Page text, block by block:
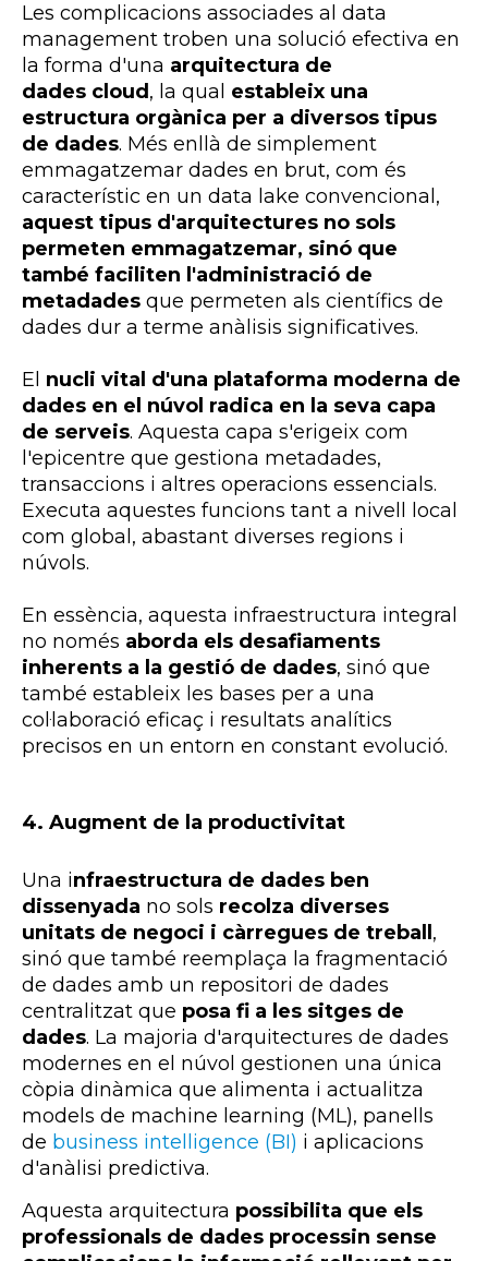
Les complicacions associades al data
management troben una solució efectiva en
la forma d'una arquitectura de
dades cloud , la qual estableix una
estructura orgànica per a diversos tipus
de dades. Més enllà de simplement
emmagatzemar dades en brut, com és
característic en un data lake convencional,
aquest tipus d'arquitectures no sols
permeten emmagatzemar, sinó que
també faciliten l'administració de
metadades que permeten als científics de
dades dur a terme anàlisis significatives.
El nucli vital d'una plataforma moderna de
dades en el núvol radica en la seva capa
de serveis. Aquesta capa s'erigeix com
l'epicentre que gestiona metadades,
transaccions i altres operacions essencials.
Executa aquestes funcions tant a nivell local
com global, abastant diverses regions i
núvols.
En essència, aquesta infraestructura integral
no només aborda els desafiaments
inherents a la gestió de dades, sinó que
també estableix les bases per a una
col·laboració eficaç i resultats analítics
precisos en un entorn en constant evolució.
4. Augment de la productivitat
Una infraestructura de dades ben
dissenyada no sols recolza diverses
unitats de negoci i càrregues de treball ,
sinó que també reemplaça la fragmentació
de dades amb un repositori de dades
centralitzat que posa fi a les sitges de
dades. La majoria d'arquitectures de dades
modernes en el núvol gestionen una única
còpia dinàmica que alimenta i actualitza
models de machine learning (ML), panells
de business intelligence (BI) i aplicacions
d'anàlisi predictiva.
Aquesta arquitectura possibilita que els
professionals de dades processin sense